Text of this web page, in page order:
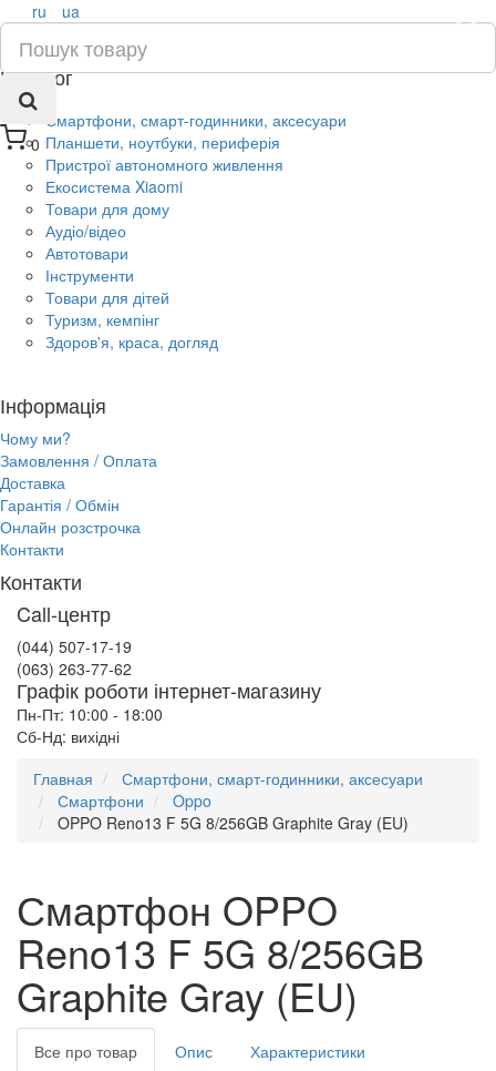
0
×
ru ua
Каталог
Смартфони, смарт-годинники, аксесуари
Планшети, ноутбуки, периферія
Пристрої автономного живлення
Екосистема Xiaomi
Товари для дому
Аудіо/відео
Автотовари
Інструменти
Товари для дітей
Туризм, кемпінг
Здоров'я, краса, догляд
Інформація
Чому ми?
Замовлення / Оплата
Доставка
Гарантія / Обмін
Онлайн розстрочка
Контакти
Контакти
Call-центр
(044) 507-17-19
(063) 263-77-62
Графік роботи інтернет-магазину
Пн-Пт: 10:00 - 18:00
Сб-Нд: вихідні
Главная
Смартфони, смарт-годинники, аксесуари
Смартфони
Oppo
OPPO Reno13 F 5G 8/256GB Graphite Gray (EU)
Смартфон OPPO
Reno13 F 5G 8/256GB
Graphite Gray (EU)
Все про товар Опис Характеристики